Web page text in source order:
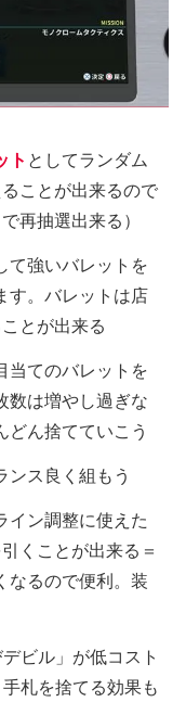
ト としてランダム
ことが出来るので
再抽選出来る）
て強いバレットを
す。バレットは店
とが出来る
当てのバレットを
数は増やし過ぎな
ん捨てていこう
ンス良く組もう
イン調整に使えた
くことが出来る＝
なるので便利。装
ビル」が低コスト
札を捨てる効果も